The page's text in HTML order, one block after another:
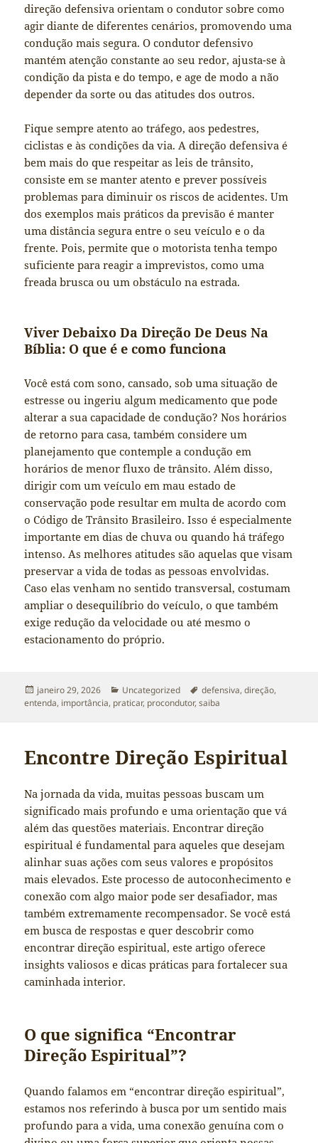
direção defensiva orientam o condutor sobre como
agir diante de diferentes cenários, promovendo uma
condução mais segura. O condutor defensivo
mantém atenção constante ao seu redor, ajusta-se à
condição da pista e do tempo, e age de modo a não
depender da sorte ou das atitudes dos outros.
Fique sempre atento ao tráfego, aos pedestres,
ciclistas e às condições da via. A direção defensiva é
bem mais do que respeitar as leis de trânsito,
consiste em se manter atento e prever possíveis
problemas para diminuir os riscos de acidentes. Um
dos exemplos mais práticos da previsão é manter
uma distância segura entre o seu veículo e o da
frente. Pois, permite que o motorista tenha tempo
suficiente para reagir a imprevistos, como uma
freada brusca ou um obstáculo na estrada.
Viver Debaixo Da Direção De Deus Na
Bíblia: O que é e como funciona
Você está com sono, cansado, sob uma situação de
estresse ou ingeriu algum medicamento que pode
alterar a sua capacidade de condução? Nos horários
de retorno para casa, também considere um
planejamento que contemple a condução em
horários de menor fluxo de trânsito. Além disso,
dirigir com um veículo em mau estado de
conservação pode resultar em multa de acordo com
o Código de Trânsito Brasileiro. Isso é especialmente
importante em dias de chuva ou quando há tráfego
intenso. As melhores atitudes são aquelas que visam
preservar a vida de todas as pessoas envolvidas.
Caso elas venham no sentido transversal, costumam
ampliar o desequilíbrio do veículo, o que também
exige redução da velocidade ou até mesmo o
estacionamento do próprio.
Publicado
em
janeiro 29, 2026 Categorias
Uncategorized Tags
defensiva,direção,
entenda, importância, praticar, procondutor,saiba
Encontre Direção Espiritual
Na jornada da vida, muitas pessoas buscam um
significado mais profundo e uma orientação que vá
além das questões materiais. Encontrar direção
espiritual é fundamental para aqueles que desejam
alinhar suas ações com seus valores e propósitos
mais elevados. Este processo de autoconhecimento e
conexão com algo maior pode ser desafiador, mas
também extremamente recompensador. Se você está
em busca de respostas e quer descobrir como
encontrar direção espiritual, este artigo oferece
insights valiosos e dicas práticas para fortalecer sua
caminhada interior.
O que significa “Encontrar
Direção Espiritual”?
Quando falamos em “encontrar direção espiritual”,
estamos nos referindo à busca por um sentido mais
profundo para a vida, uma conexão genuína com o